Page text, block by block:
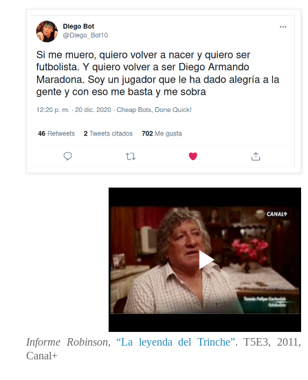
Informe Robinson,“La leyenda del Trinche”. T5E3, 2011,
Canal+